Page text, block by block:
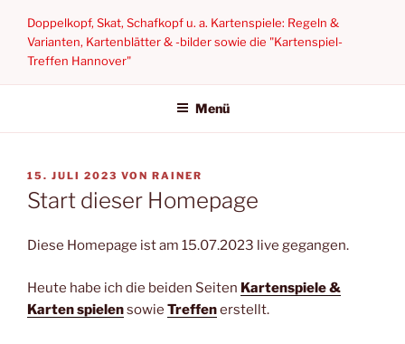
Inhalt
springen
Doppelkopf, Skat, Schafkopf u. a. Kartenspiele: Regeln &
Varianten, Kartenblätter & -bilder sowie die "Kartenspiel-
Treffen Hannover"
Menü
VERÖFFENTLICHT
AM
15. JULI 2023 VON RAINER
Start dieser Homepage
Diese Homepage ist am 15.07.2023 live gegangen.
Heute habe ich die beiden Seiten Kartenspiele &
Karten spielensowie Treffenerstellt.